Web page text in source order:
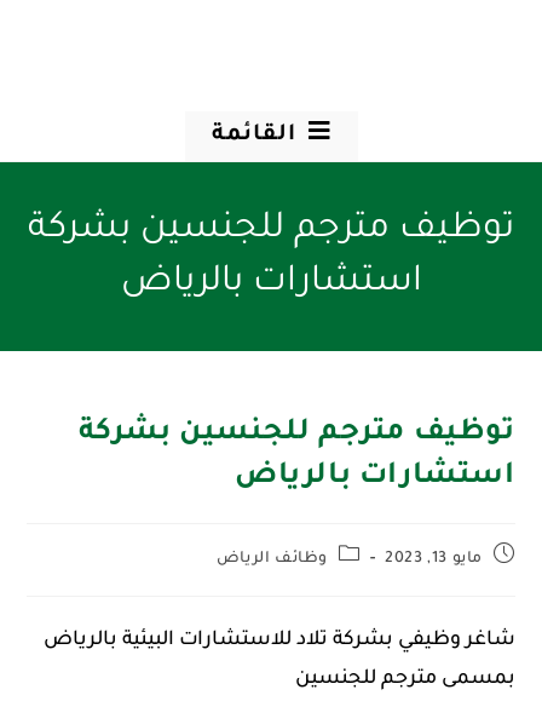
القائمة
توظيف مترجم للجنسين بشركة
استشارات بالرياض
توظيف مترجم للجنسين بشركة
استشارات بالرياض
مايو 13, 2023 وظائف الرياض
شاغر وظيفي بشركة تلاد للاستشارات البيئية بالرياض
بمسمى مترجم للجنسين